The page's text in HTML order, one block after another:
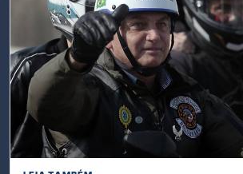
Rio de Janeiro
SIGA-NOS
Receba nossas publicações